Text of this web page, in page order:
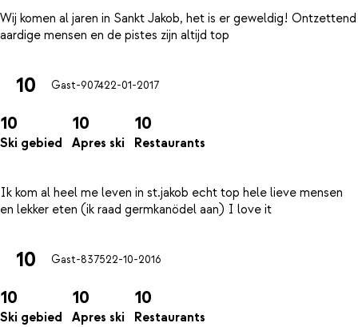
Wij komen al jaren in Sankt Jakob, het is er geweldig! Ontzettend
10 Gast-907422-01-2017
10
Ski gebied
10
Apres ski
10
Restaurants
Ik kom al heel me leven in st.jakob echt top hele lieve mensen
10 Gast-837522-10-2016
10
Ski gebied
10
Apres ski
10
Restaurants